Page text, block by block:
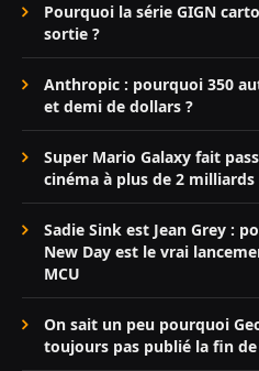
Pourquoi la série GIGN
sortie ?
Anthropic : pourquoi 350
et demi de dollars ?
Super Mario Galaxy fait
cinéma à plus de 2
Sadie Sink est Jean Grey :
New Day est le vrai
MCU
On sait un peu pourquoi
toujours pas publié la fin